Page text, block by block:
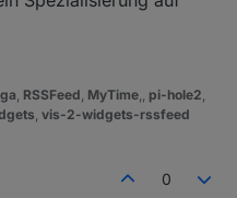
RSSFeed MyTime pi-hole2
vis-2-widgets-rssfeed
0